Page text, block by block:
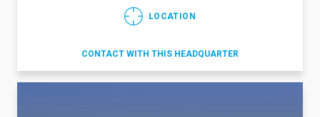
LOCATION
CONTACT WITH THIS HEADQUARTER